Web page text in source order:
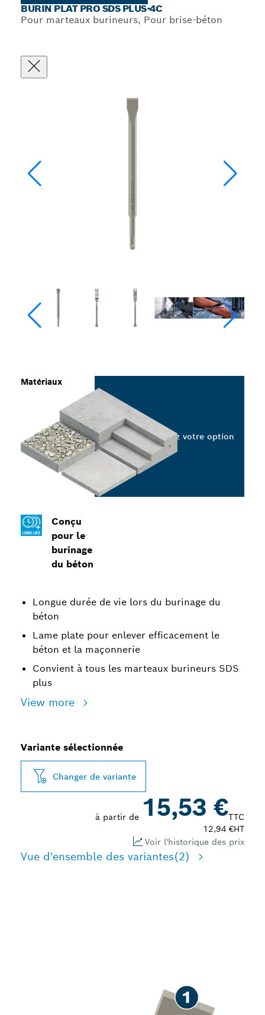
BURIN PLAT PRO SDS PLUS-4C
Pour marteaux burineurs, Pour brise-béton
Conçu
pour le
burinage
du béton
Longue durée de vie lors du burinage du
béton
Lame plate pour enlever efficacement le
béton et la maçonnerie
Convient à tous les marteaux burineurs SDS
plus
View more
Matériaux
Sélectionnez votre option
Variante sélectionnée
Changer de variante
à partir de 15,53 €TTC
12,94 €HT
Voir l'historique des prix
Vue d'ensemble des variantes(2)